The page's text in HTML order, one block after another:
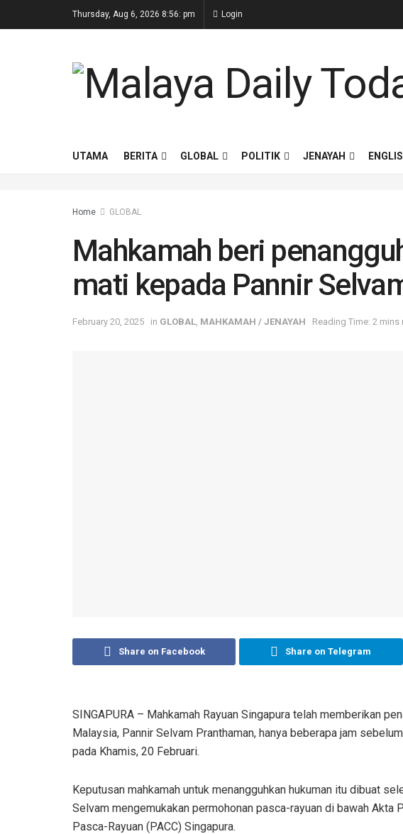
Thursday, Aug 6, 2026 8:56: pm Login
UTAMA BERITA GLOBAL POLITIK JENAYAH
Home GLOBAL
Mahkamah beri
mati kepada Pannir
February 20, 2025 in GLOBAL MAHKAMAH / JENAYAH Reading Time: 2 mins
Share on Facebook Share on Telegram
SINGAPURA – Mahkamah Rayuan Singapura telah memberikan
Malaysia, Pannir Selvam Pranthaman, hanya beberapa jam
pada Khamis, 20 Februari.
Keputusan mahkamah untuk menangguhkan hukuman itu dibuat
Selvam mengemukakan permohonan pasca-rayuan di bawah Akta
Pasca-Rayuan (PACC) Singapura.